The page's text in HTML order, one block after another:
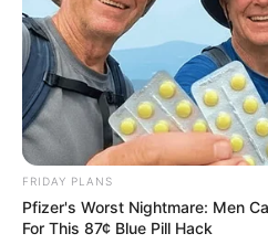
ดวงรายวัน 13 สิงหาคม 2565
13 ส.ค. 2022
แสดงความเห็นบน Facebook
FRIDAY PLANS
Pfizer's Worst Nightmare: Men
For This 87¢ Blue Pill Hack